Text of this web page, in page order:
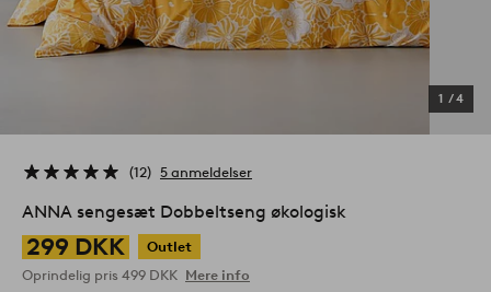
1 /4
12 5 anmeldelser
ANNA sengesæt Dobbeltseng økologisk
299 DKK
Outlet
Oprindelig pris 499 DKK Mere info